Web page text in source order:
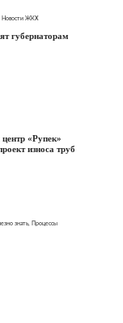
Новости ЖКХ
губернаторам
«Рупек»
износа труб
знать, Процессы